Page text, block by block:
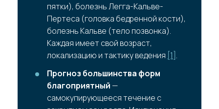
пятки), болезнь Легга-Кальве-
Пертеса (головка бедренной кости),
болезнь Кальве (тело позвонка).
Каждая имеет свой возраст,
локализацию и тактику ведения [1].
Прогноз большинства форм
благоприятный —
самокупирующееся течение с